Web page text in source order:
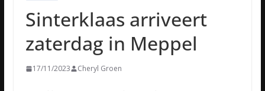
Sinterklaas arriveert
zaterdag in Meppel
17/11/2023 Cheryl Groen